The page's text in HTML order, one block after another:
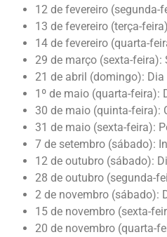
12 de fevereiro
13 de fevereiro (terça-
14 de fevereiro (quarta-
29 de março (sexta-feira):
21 de abril (domingo):
1º de maio (quarta-feira):
30 de maio (quinta-feira):
31 de maio (sexta-feira):
7 de setembro (sábado):
12 de outubro (sábado):
28 de outubro (segunda-
2 de novembro (sábado):
15 de novembro (sexta-
20 de novembro (quarta-